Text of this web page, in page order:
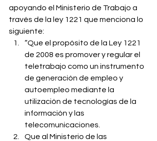
apoyando el Ministerio de Trabajo a
través de la ley 1221 que menciona lo
siguiente:
“Que el propósito de la Ley 1221
de 2008 es promover y regular el
teletrabajo como un instrumento
de generación de empleo y
autoempleo mediante la
utilización de tecnologías de la
información y las
telecomunicaciones.
Que al Ministerio de las